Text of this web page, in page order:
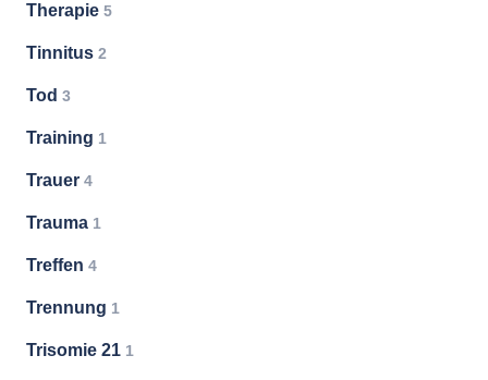
Therapie 5
Tinnitus 2
Tod 3
Training 1
Trauer 4
Trauma 1
Treffen 4
Trennung 1
Trisomie 21 1